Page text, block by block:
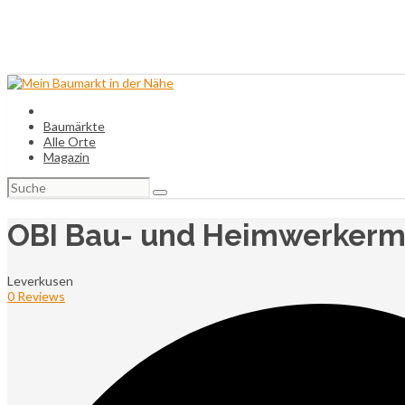
Baumärkte
Alle Orte
Magazin
Suchen
nach:
OBI Bau- und
Leverkusen
0 Reviews